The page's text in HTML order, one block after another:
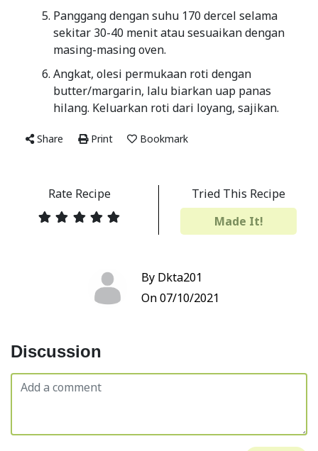
Panggang dengan suhu 170 dercel selama
sekitar 30-40 menit atau sesuaikan dengan
masing-masing oven.
Angkat, olesi permukaan roti dengan
butter/margarin, lalu biarkan uap panas
hilang. Keluarkan roti dari loyang, sajikan.
Share Print Bookmark
Rate Recipe
Tried This Recipe
Made It!
By Dkta201
On 07/10/2021
Discussion